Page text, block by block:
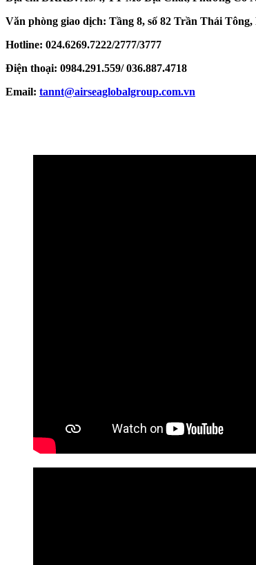
Văn phòng giao dịch: Tầng 8, số 82 Trần Thái
Hotline: 024.6269.7222/2777/3777
Điện thoại: 0984.291.559/ 036.887.4718
Email: tannt@airseaglobalgroup.com.vn